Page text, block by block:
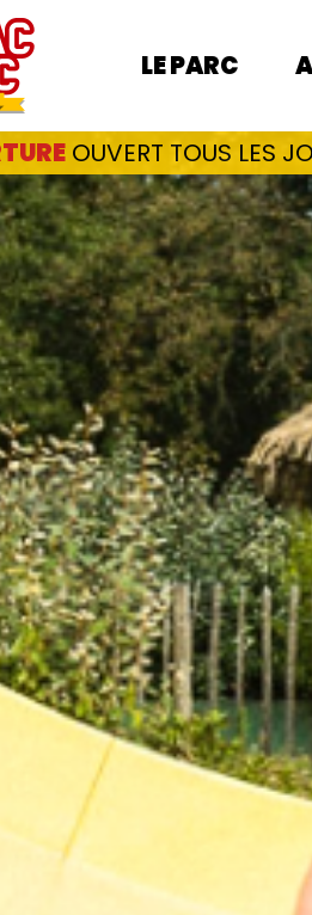
LE PARC
OUVERT TOUS LES